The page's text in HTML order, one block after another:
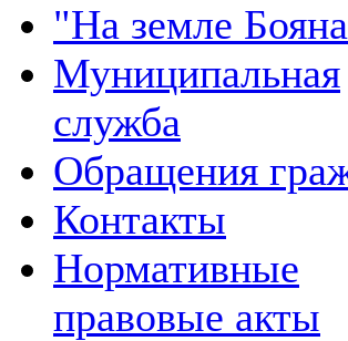
"На земле
Муниципальная
служба
Обращения
Контакты
Нормативные
правовые акты